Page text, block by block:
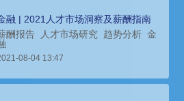
融 | 2021人才市场洞察及薪酬指南
酬报告
人才市场研究 趋势分析 金
08-04 13:47